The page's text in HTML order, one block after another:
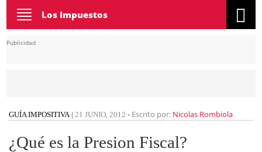
Toggle
navigation
Los Impuestos
Publicidad
GUÍA IMPOSITIVA| 21 JUNIO, 2012 - Escrito por: Nicolas Rombiola
¿Qué es la Presion Fiscal?